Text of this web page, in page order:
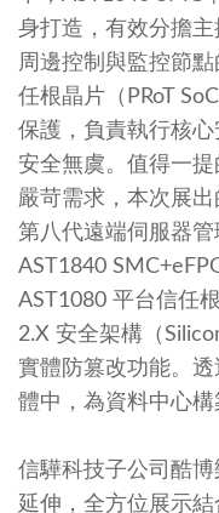
身打造，有效分擔
周邊控制與監控節
任根晶片（PRoT
保護，負責執行核
安全無虞。值得一
嚴苛需求，本次展
第八代遠端伺服器管
AST1840
AST1080 平台信任
2.X 安全架構（
實體防篡改功能。
體中，為資料中心構
信驊科技子公司酷
延伸，全方位展示